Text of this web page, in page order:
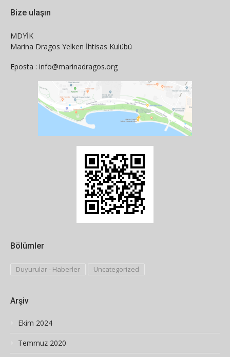
Bize ulaşın
MDYİK
Marina Dragos Yelken İhtisas Kulübü
Eposta : info@marinadragos.org
Bölümler
Duyurular - Haberler Uncategorized
Arşiv
Ekim 2024
Temmuz 2020